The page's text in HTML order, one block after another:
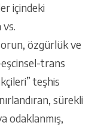
içindeki
vs.
özgürlük ve
eşcinsel-trans
teşhis
sürekli
odaklanmış,